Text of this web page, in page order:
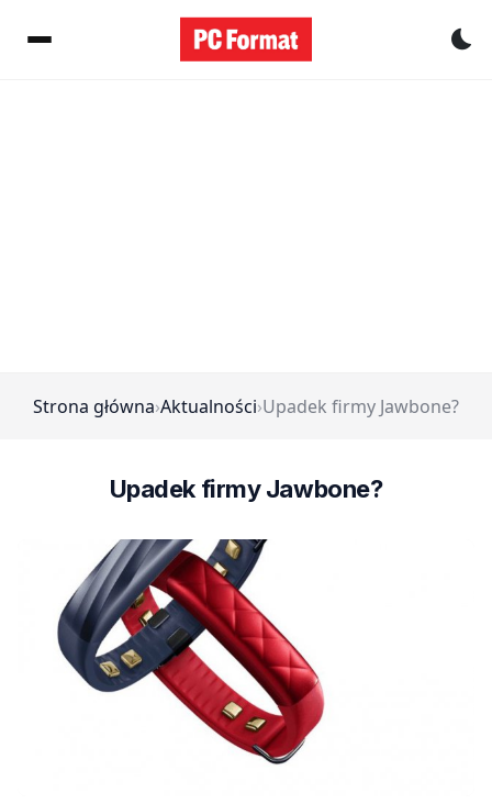
Strona główna›Aktualności›Upadek firmy Jawbone?
Upadek firmy Jawbone?